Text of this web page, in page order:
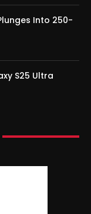
Into 250-
S25 Ultra